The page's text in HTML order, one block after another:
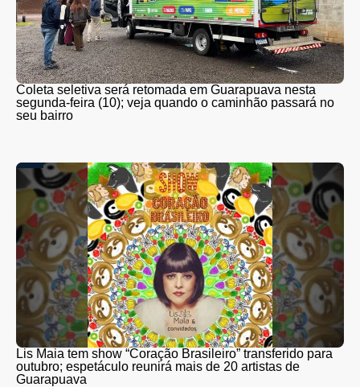
Coleta seletiva será retomada em Guarapuava nesta
segunda-feira (10); veja quando o caminhão passará no
seu bairro
Lis Maia tem show “Coração Brasileiro” transferido para
outubro; espetáculo reunirá mais de 20 artistas de
Guarapuava